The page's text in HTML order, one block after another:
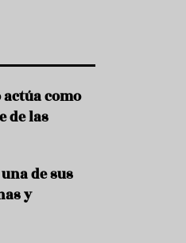
d
n
como
de las
de sus
y